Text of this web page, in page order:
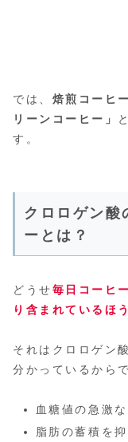
では、 焙煎コーヒ
リーンコーヒー」
す。
クロロゲン酸
ーとは？
どうせ毎日コーヒ
り含まれているほ
それはクロロゲン
分かっているから
血糖値の急激
脂肪の蓄積を抑